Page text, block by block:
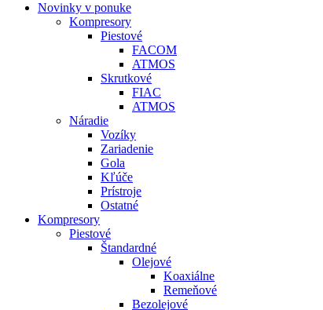
Novinky v ponuke
Kompresory
Piestové
FACOM
ATMOS
Skrutkové
FIAC
ATMOS
Náradie
Vozíky
Zariadenie
Gola
Kľúče
Prístroje
Ostatné
Kompresory
Piestové
Štandardné
Olejové
Koaxiálne
Remeňové
Bezolejové